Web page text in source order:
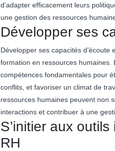
d’adapter efficacement leurs
une gestion des ressources
Développer ses
Développer ses capacités
formation en ressources
compétences fondamentales pour
conflits, et favoriser un climat de
ressources humaines peuvent non
interactions et contribuer à une
S’initier aux
RH